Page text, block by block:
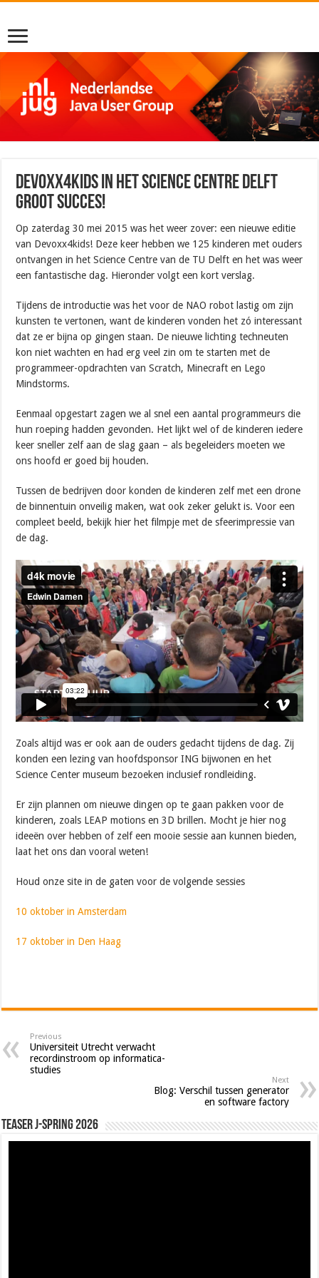
Devoxx4kids in het Science Centre Delft
groot succes!
Op zaterdag 30 mei 2015 was het weer zover: een nieuwe editie
van Devoxx4kids! Deze keer hebben we 125 kinderen met ouders
ontvangen in het Science Centre van de TU Delft en het was weer
een fantastische dag. Hieronder volgt een kort verslag.
Tijdens de introductie was het voor de NAO robot lastig om zijn
kunsten te vertonen, want de kinderen vonden het zó interessant
dat ze er bijna op gingen staan. De nieuwe lichting techneuten
kon niet wachten en had erg veel zin om te starten met de
programmeer-opdrachten van Scratch, Minecraft en Lego
Mindstorms.
Eenmaal opgestart zagen we al snel een aantal programmeurs die
hun roeping hadden gevonden. Het lijkt wel of de kinderen iedere
keer sneller zelf aan de slag gaan – als begeleiders moeten we
ons hoofd er goed bij houden.
Tussen de bedrijven door konden de kinderen zelf met een drone
de binnentuin onveilig maken, wat ook zeker gelukt is. Voor een
compleet beeld, bekijk hier het filmpje met de sfeerimpressie van
de dag.
Zoals altijd was er ook aan de ouders gedacht tijdens de dag. Zij
konden een lezing van hoofdsponsor ING bijwonen en het
Science Center museum bezoeken inclusief rondleiding.
Er zijn plannen om nieuwe dingen op te gaan pakken voor de
kinderen, zoals LEAP motions en 3D brillen. Mocht je hier nog
ideeën over hebben of zelf een mooie sessie aan kunnen bieden,
laat het ons dan vooral weten!
Houd onze site in de gaten voor de volgende sessies
10 oktober in Amsterdam
17 oktober in Den Haag
Previous
Universiteit Utrecht verwacht
recordinstroom op informatica-
studies
Next
Blog: Verschil tussen generator
en software factory
Teaser J-Spring 2026